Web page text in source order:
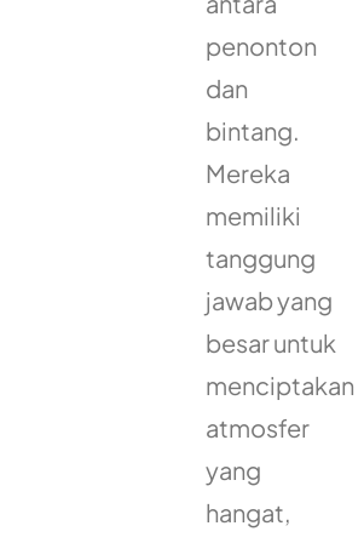
penonton
dan
bintang.
Mereka
memiliki
tanggung
jawab yang
besar untuk
menciptakan
atmosfer
yang
hangat,